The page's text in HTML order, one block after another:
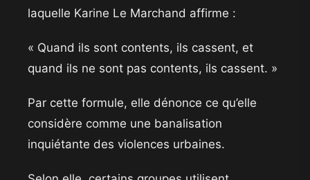
laquelle Karine Le Marchand affirme :
« Quand ils sont contents, ils cassent, et
quand ils ne sont pas contents, ils cassent. »
Par cette formule, elle dénonce ce qu’elle
considère comme une banalisation
inquiétante des violences urbaines.